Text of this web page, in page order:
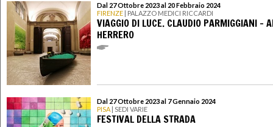
Dal 27 Ottobre 2023 al 20 Febbraio 2024
FIRENZE | PALAZZO MEDICI RICCARDI
VIAGGIO DI LUCE. CLAUDIO PARMIGGIANI -
HERRERO
Dal 27 Ottobre 2023 al 7 Gennaio 2024
PISA | SEDI VARIE
FESTIVAL DELLA STRADA